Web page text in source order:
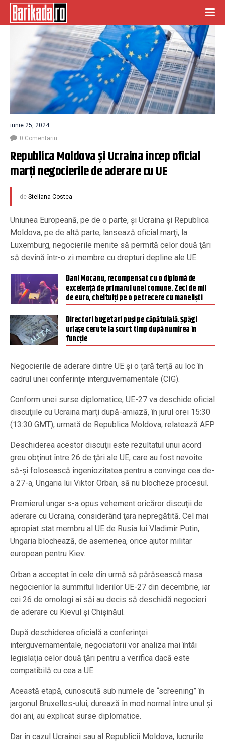
iunie 25, 2024
0 Comentariu
Republica Moldova şi Ucraina încep oficial
marţi negocierile de aderare cu UE
de Steliana Costea
Uniunea Europeană, pe de o parte, şi Ucraina şi Republica
Moldova, pe de altă parte, lansează oficial marţi, la
Luxemburg, negocierile menite să permită celor două ţări
să devină într-o zi membre cu drepturi depline ale UE.
Dani Mocanu, recompensat cu o diplomă de
excelență de primarul unei comune. Zeci de mii
de euro, cheltuiți pe o petrecere cu maneliști
Directori bugetari puşi pe căpătuială. Şpăgi
uriaşe cerute la scurt timp după numirea în
funcţie
Negocierile de aderare dintre UE şi o ţară terţă au loc în
cadrul unei conferinţe interguvernamentale (CIG).
Conform unei surse diplomatice, UE-27 va deschide oficial
discuţiile cu Ucraina marţi după-amiază, în jurul orei 15:30
(13:30 GMT), urmată de Republica Moldova, relatează AFP.
Deschiderea acestor discuţii este rezultatul unui acord
greu obţinut între 26 de ţări ale UE, care au fost nevoite
să-şi folosească ingeniozitatea pentru a convinge cea de-
a 27-a, Ungaria lui Viktor Orban, să nu blocheze procesul.
Premierul ungar s-a opus vehement oricăror discuţii de
aderare cu Ucraina, considerând ţara nepregătită. Cel mai
apropiat stat membru al UE de Rusia lui Vladimir Putin,
Ungaria blochează, de asemenea, orice ajutor militar
european pentru Kiev.
Orban a acceptat în cele din urmă să părăsească masa
negocierilor la summitul liderilor UE-27 din decembrie, iar
cei 26 de omologi ai săi au decis să deschidă negocieri
de aderare cu Kievul şi Chişinăul.
După deschiderea oficială a conferinţei
interguvernamentale, negociatorii vor analiza mai întâi
legislaţia celor două ţări pentru a verifica dacă este
compatibilă cu cea a UE.
Această etapă, cunoscută sub numele de “screening” în
jargonul Bruxelles-ului, durează în mod normal între unul şi
doi ani, au explicat surse diplomatice.
Dar în cazul Ucrainei sau al Republicii Moldova, lucrurile